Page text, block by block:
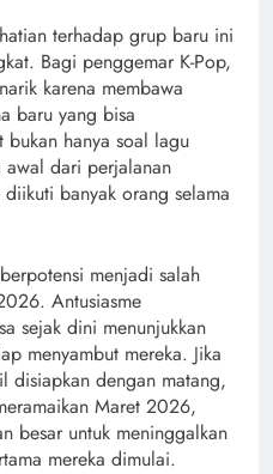
terhadap grup baru ini
Bagi penggemar K-Pop,
karena membawa
baru yang bisa
bukan hanya soal lagu
dari perjalanan
banyak orang selama
berpotensi menjadi salah
Antusiasme
sejak dini menunjukkan
menyambut mereka. Jika
disiapkan dengan matang,
Maret 2026,
besar untuk meninggalkan
mereka dimulai.